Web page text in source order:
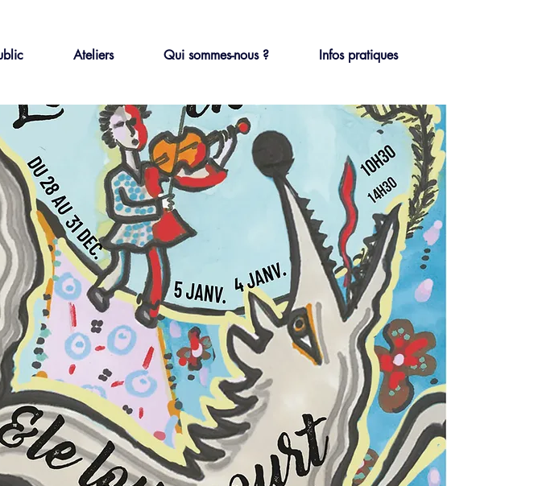
Ateliers Qui sommes-nous ? Infos pratiques